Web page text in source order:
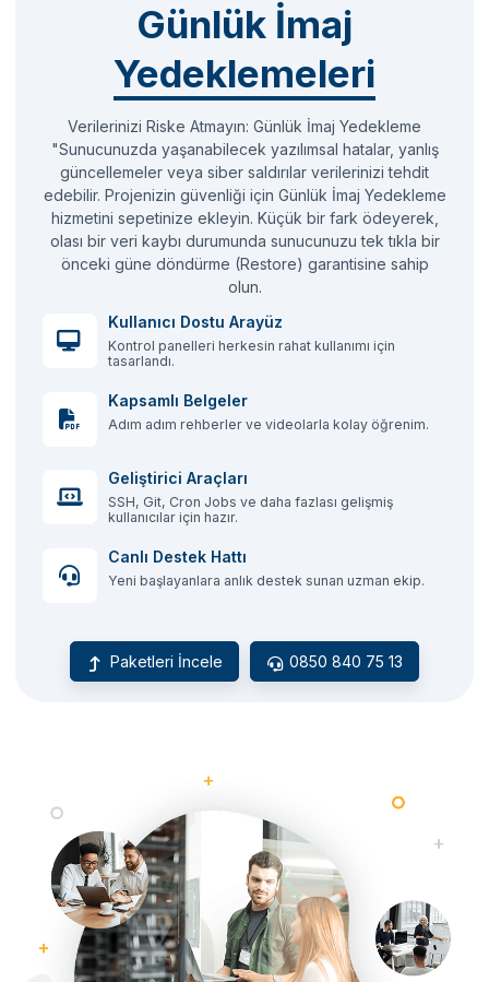
Günlük İmaj
Yedeklemeleri
Verilerinizi Riske Atmayın: Günlük İmaj Yedekleme
"Sunucunuzda yaşanabilecek yazılımsal hatalar, yanlış
güncellemeler veya siber saldırılar verilerinizi tehdit
edebilir. Projenizin güvenliği için Günlük İmaj Yedekleme
hizmetini sepetinize ekleyin. Küçük bir fark ödeyerek,
olası bir veri kaybı durumunda sunucunuzu tek tıkla bir
önceki güne döndürme (Restore) garantisine sahip
olun.
Kullanıcı Dostu Arayüz
Kontrol panelleri herkesin rahat kullanımı için
tasarlandı.
Kapsamlı Belgeler
Adım adım rehberler ve videolarla kolay öğrenim.
Geliştirici Araçları
SSH, Git, Cron Jobs ve daha fazlası gelişmiş
kullanıcılar için hazır.
Canlı Destek Hattı
Yeni başlayanlara anlık destek sunan uzman ekip.
Paketleri İncele 0850 840 75 13